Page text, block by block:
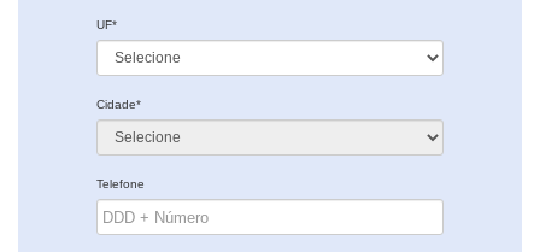
UF*
Cidade*
Telefone